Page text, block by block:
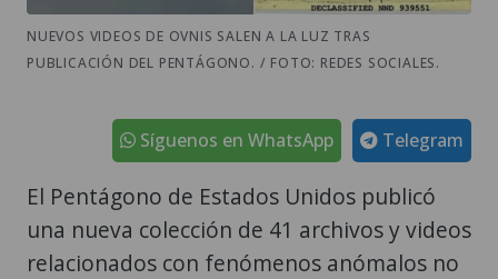
NUEVOS VIDEOS DE OVNIS SALEN A LA LUZ TRAS
PUBLICACIÓN DEL PENTÁGONO. / FOTO: REDES SOCIALES.
Telegram
Síguenos en WhatsApp
El Pentágono de Estados Unidos publicó
una nueva colección de 41 archivos y videos
relacionados con fenómenos anómalos no